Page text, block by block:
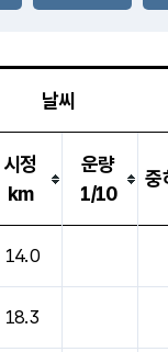
날씨
시정
km
운량
1/10
중
14.0
18.3